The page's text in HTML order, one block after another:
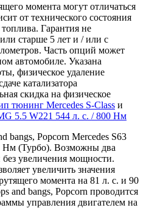
момента могут отличаться
от технического состояния
Гарантия не
старше 5 лет и / или с
Часть опций может
автомобиле. Указана
физическое удаление
катализатора
скидка на физическое
тюнинг Mercedes S-Class и
5.5 W221 544 л. с. / 800 Нм
bangs, Popcorn Mercedes S63
Нм (Турбо). Возможны два
увеличения мощности.
увеличить значения
момента на 81 л. с. и 90
and bangs, Popcorn проводится
управления двигателем на